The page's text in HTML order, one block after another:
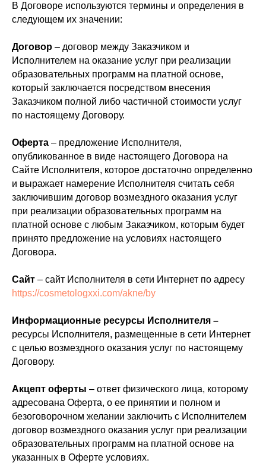
В Договоре используются термины и определения в
следующем их значении:
Договор – договор между Заказчиком и
Исполнителем на оказание услуг при реализации
образовательных программ на платной основе,
который заключается посредством внесения
Заказчиком полной либо частичной стоимости услуг
по настоящему Договору.
Оферта – предложение Исполнителя,
опубликованное в виде настоящего Договора на
Сайте Исполнителя, которое достаточно определенно
и выражает намерение Исполнителя считать себя
заключившим договор возмездного оказания услуг
при реализации образовательных программ на
платной основе с любым Заказчиком, которым будет
принято предложение на условиях настоящего
Договора.
Сайт – сайт Исполнителя в сети Интернет по адресу
https://cosmetologxxi.com/akne/by
Информационные ресурсы Исполнителя –
ресурсы Исполнителя, размещенные в сети Интернет
с целью возмездного оказания услуг по настоящему
Договору.
Акцепт оферты – ответ физического лица, которому
адресована Оферта, о ее принятии и полном и
безоговорочном желании заключить с Исполнителем
договор возмездного оказания услуг при реализации
образовательных программ на платной основе на
указанных в Оферте условиях.